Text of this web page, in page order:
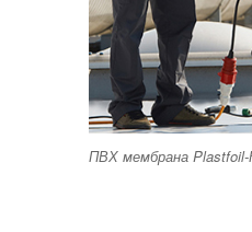
ПВХ мембрана